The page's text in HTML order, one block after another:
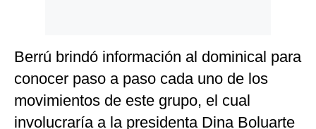
Berrú brindó información al dominical para
conocer paso a paso cada uno de los
movimientos de este grupo, el cual
involucraría a la presidenta Dina Boluarte